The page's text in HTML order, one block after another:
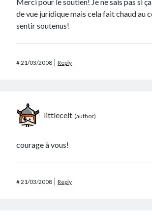
de vue juridique mais cela fait chaud au
sentir soutenus!
#21/03/2008 Reply
littlecelt
courage à vous!
#21/03/2008 Reply